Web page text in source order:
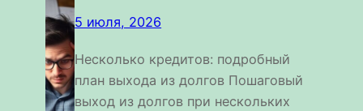
5 июля, 2026
Несколько кредитов: подробный
план выхода из долгов Пошаговый
выход из долгов при нескольких